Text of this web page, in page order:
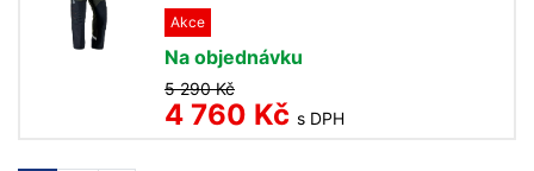
Akce
Na objednávku
5 290 Kč
4 760 Kč s DPH